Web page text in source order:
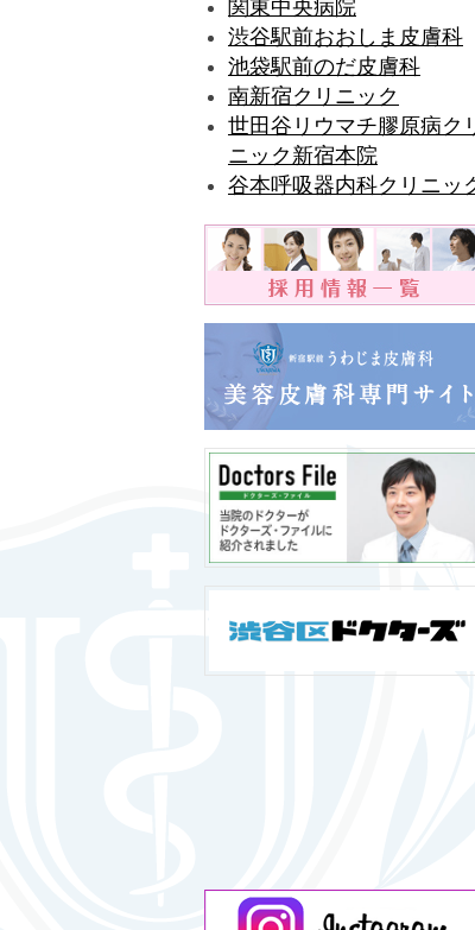
関東中央病院
渋谷駅前おおしま皮膚科
池袋駅前のだ皮膚科
南新宿クリニック
世田谷リウマチ膠原病ク
ニック新宿本院
谷本呼吸器内科クリニッ